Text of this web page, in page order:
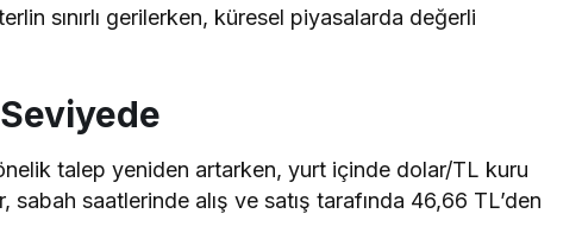
sınırlı gerilerken, küresel piyasalarda değerli
talep yeniden artarken, yurt içinde dolar/TL kuru
saatlerinde alış ve satış tarafında 46,66 TL’den